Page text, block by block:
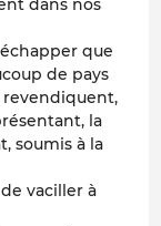
dans nos
que
de pays
revendiquent,
la
soumis à la
vaciller à